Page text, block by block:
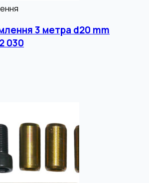
3 метра d20 mm
030